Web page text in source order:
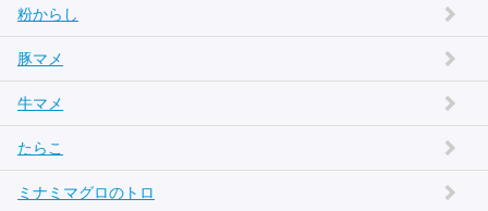
粉からし
豚マメ
牛マメ
たらこ
ミナミマグロのトロ